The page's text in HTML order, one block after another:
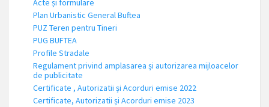
Acte și formulare
Plan Urbanistic General Buftea
PUZ Teren pentru Tineri
PUG BUFTEA
Profile Stradale
Regulament privind amplasarea și autorizarea mijloacelor
de publicitate
Certificate , Autorizatii și Acorduri emise 2022
Certificate, Autorizatii și Acorduri emise 2023